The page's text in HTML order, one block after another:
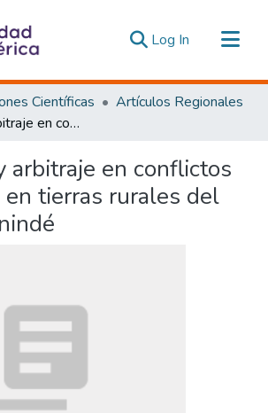
Log In (current)
Científicas
Artículos Regionales
Mediación y arbitraje en conflictos de linderos en tierras rurales del cantón Quinindé
arbitraje en conflictos
tierras rurales del